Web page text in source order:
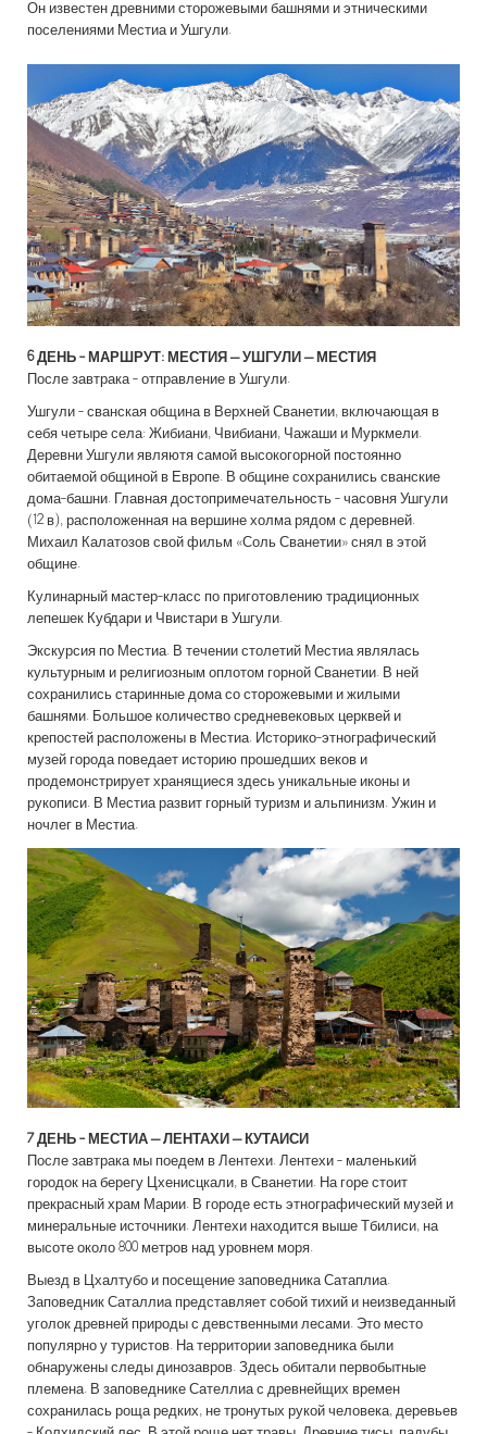
Он известен древними сторожевыми башнями и этническими
поселениями Местиа и Ушгули.
6 ДЕНЬ - МАРШРУТ: МЕСТИЯ – УШГУЛИ – МЕСТИЯ
После завтрака - отправление в Ушгули.
Ушгули - сванская община в Верхней Сванетии, включающая в
себя четыре села: Жибиани, Чвибиани, Чажаши и Муркмели.
Деревни Ушгули являютя самой высокогорной постоянно
обитаемой общиной в Европе. В общине сохранились сванские
дома-башни. Главная достопримечательность - часовня Ушгули
(12 в), расположенная на вершине холма рядом с деревней.
Михаил Калатозов свой фильм «Соль Сванетии» снял в этой
общине.
Кулинарный мастер-класс по приготовлению традиционных
лепешек Кубдари и Чвистари в Ушгули.
Экскурсия по Местиа. В течении столетий Местиа являлась
культурным и религиозным оплотом горной Сванетии. В ней
сохранились старинные дома со сторожевыми и жилыми
башнями. Большое количество средневековых церквей и
крепостей расположены в Местиа. Историко-этнографический
музей города поведает историю прошедших веков и
продемонстрирует хранящиеся здесь уникальные иконы и
рукописи. В Местиа развит горный туризм и альпинизм. Ужин и
ночлег в Местиа.
7 ДЕНЬ - МЕСТИА – ЛЕНТАХИ – КУТАИСИ
После завтрака мы поедем в Лентехи. Лентехи - маленький
городок на берегу Цхенисцкали, в Сванетии. На горе стоит
прекрасный храм Марии. В городе есть этнографический музей и
минеральные источники. Лентехи находится выше Тбилиси, на
высоте около 800 метров над уровнем моря.
Выезд в Цхалтубо и посещение заповедника Сатаплиа.
Заповедник Саталлиа представляет собой тихий и неизведанный
уголок древней природы с девственными лесами. Это место
популярно у туристов. На территории заповедника были
обнаружены следы динозавров. Здесь обитали первобытные
племена. В заповеднике Сателлиа с древнейщих времен
сохранилась роща редких, не тронутых рукой человека, деревьев